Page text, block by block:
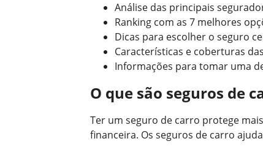
Análise das principais
Ranking com as 7 melhores
Dicas para escolher o seguro
Características e coberturas
Informações para tomar uma
O que são seguros de
Ter um seguro de carro protege
financeira. Os seguros de carro